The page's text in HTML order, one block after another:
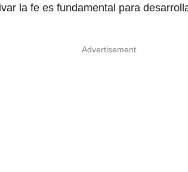
la fe es fundamental para
Advertisement